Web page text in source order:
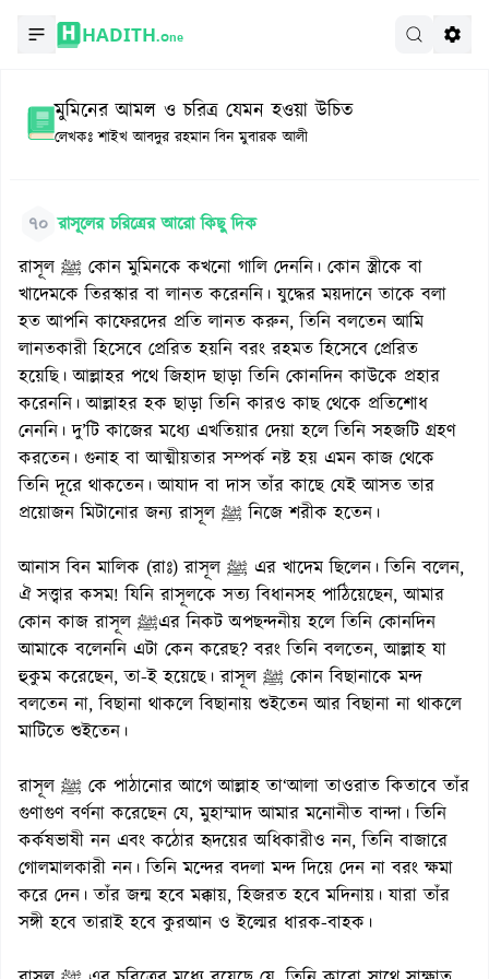
HADITH.One
মুমিনের আমল ও চরিত্র যেমন হওয়া উচিত
লেখকঃ শাইখ আবদুর রহমান বিন মুবারক আলী
৭০ রাসূলের চরিত্রের আরো কিছু দিক
রাসূল ﷺ কোন মুমিনকে কখনো গালি দেননি। কোন স্ত্রীকে বা
খাদেমকে তিরস্কার বা লানত করেননি। যুদ্ধের ময়দানে তাকে বলা
হত আপনি কাফেরদের প্রতি লানত করুন, তিনি বলতেন আমি
লানতকারী হিসেবে প্রেরিত হয়নি বরং রহমত হিসেবে প্রেরিত
হয়েছি। আল্লাহর পথে জিহাদ ছাড়া তিনি কোনদিন কাউকে প্রহার
করেননি। আল্লাহর হক ছাড়া তিনি কারও কাছ থেকে প্রতিশোধ
নেননি। দু’টি কাজের মধ্যে এখতিয়ার দেয়া হলে তিনি সহজটি গ্রহণ
করতেন। গুনাহ বা আত্মীয়তার সম্পর্ক নষ্ট হয় এমন কাজ থেকে
তিনি দূরে থাকতেন। আযাদ বা দাস তাঁর কাছে যেই আসত তার
প্রয়োজন মিটানোর জন্য রাসূল ﷺ নিজে শরীক হতেন।
আনাস বিন মালিক (রাঃ) রাসূল ﷺ এর খাদেম ছিলেন। তিনি বলেন,
ঐ সত্ত্বার কসম! যিনি রাসূলকে সত্য বিধানসহ পাঠিয়েছেন, আমার
কোন কাজ রাসূল ﷺএর নিকট অপছন্দনীয় হলে তিনি কোনদিন
আমাকে বলেননি এটা কেন করেছ? বরং তিনি বলতেন, আল্লাহ যা
হুকুম করেছেন, তা-ই হয়েছে। রাসূল ﷺ কোন বিছানাকে মন্দ
বলতেন না, বিছানা থাকলে বিছানায় শুইতেন আর বিছানা না থাকলে
মাটিতে শুইতেন।
রাসূল ﷺ কে পাঠানোর আগে আল্লাহ তা‘আলা তাওরাত কিতাবে তাঁর
গুণাগুণ বর্ণনা করেছেন যে, মুহাম্মাদ আমার মনোনীত বান্দা। তিনি
কর্কষভাষী নন এবং কঠোর হৃদয়ের অধিকারীও নন, তিনি বাজারে
গোলমালকারী নন। তিনি মন্দের বদলা মন্দ দিয়ে দেন না বরং ক্ষমা
করে দেন। তাঁর জন্ম হবে মক্কায়, হিজরত হবে মদিনায়। যারা তাঁর
সঙ্গী হবে তারাই হবে কুরআন ও ইল্মের ধারক-বাহক।